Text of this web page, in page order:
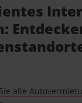
alle